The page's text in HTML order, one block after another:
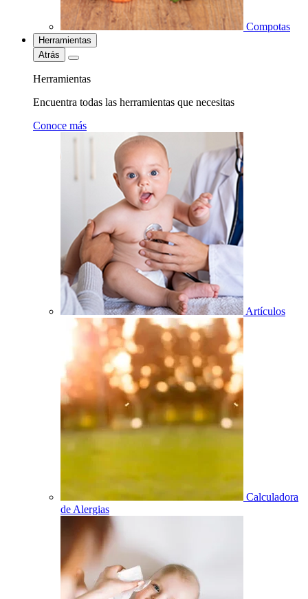
Compotas
Herramientas
Atrás
Herramientas
Encuentra todas las herramientas que necesitas
Conoce más
Artículos
Calculadora
de Alergias